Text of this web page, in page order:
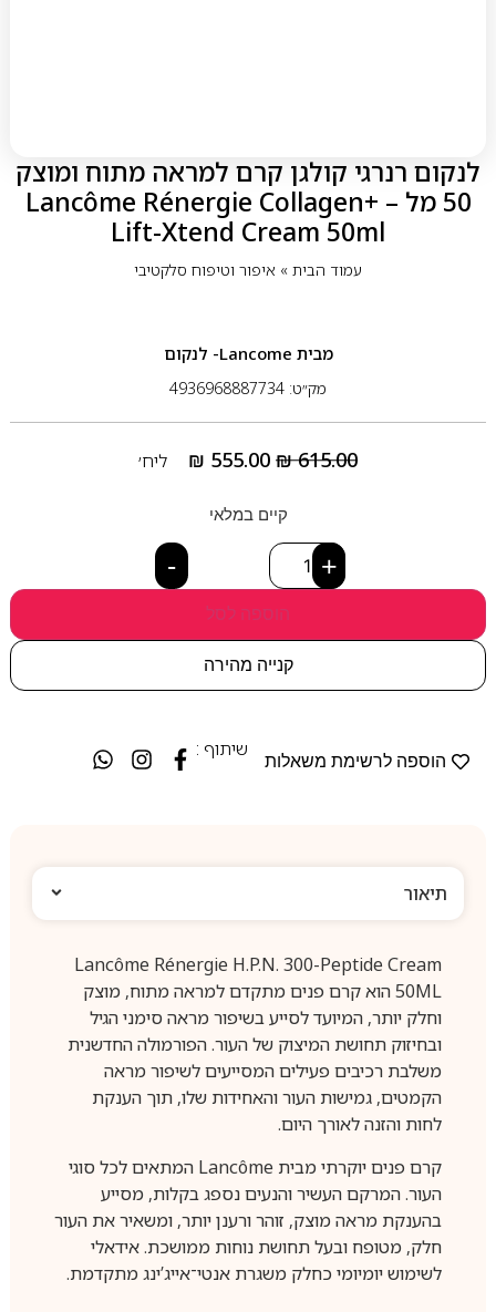
לנקום רנרגי קולגן קרם למראה מתוח ומוצק
50 מל – Lancôme Rénergie Collagen+
Lift-Xtend Cream 50ml
עמוד הבית» איפור וטיפוח סלקטיבי
מבית Lancome- לנקום
מק״ט: 4936968887734
₪615.00
₪ 555.00 ליח׳
קיים במלאי
- +
הוספה לסל
קנייה מהירה
הוספה לרשימת משאלות
שיתוף :
תיאור
Lancôme Rénergie H.P.N. 300-Peptide Cream
50ML הוא קרם פנים מתקדם למראה מתוח, מוצק
וחלק יותר, המיועד לסייע בשיפור מראה סימני הגיל
ובחיזוק תחושת המיצוק של העור. הפורמולה החדשנית
משלבת רכיבים פעילים המסייעים לשיפור מראה
הקמטים, גמישות העור והאחידות שלו, תוך הענקת
לחות והזנה לאורך היום.
קרם פנים יוקרתי מבית Lancôme המתאים לכל סוגי
העור. המרקם העשיר והנעים נספג בקלות, מסייע
בהענקת מראה מוצק, זוהר ורענן יותר, ומשאיר את העור
חלק, מטופח ובעל תחושת נוחות ממושכת. אידאלי
לשימוש יומיומי כחלק משגרת אנטי־אייג’ינג מתקדמת.